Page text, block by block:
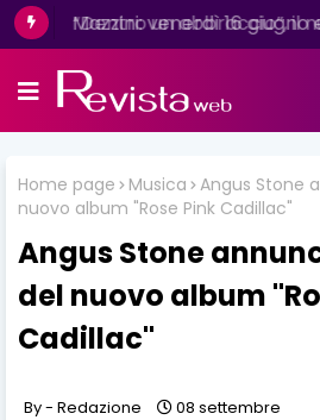
Mazzini: venerdì 16 giugno
Home page Musica Angus Stone
nuovo album "Rose Pink Cadillac"
Angus Stone
del nuovo album
Cadillac"
Redazione 08 settembre